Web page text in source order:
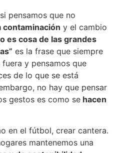
pensamos que no
contaminación y el cambio
es cosa de las grandes
es la frase que siempre
y pensamos que
de lo que se está
no hay que pensar
gestos es como se hacen
en el fútbol, crear cantera.
mantenemos una